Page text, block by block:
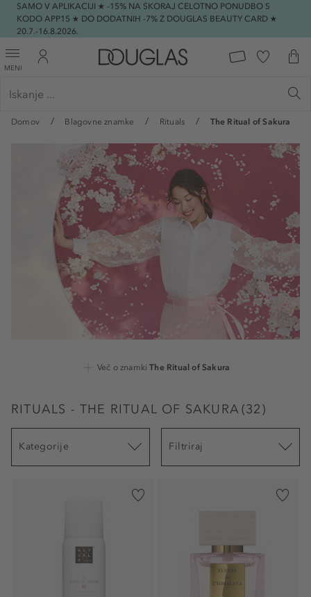
SAMO V APLIKACIJI ★ -15% NA SKORAJ CELOTNO PONUDBO S
KODO APP15 ★ DO DODATNIH -7% Z DOUGLAS BEAUTY CARD ★
20.7.-16.8.2026.
MENI
Domov Blagovne znamke Rituals The Ritual of Sakura
Več o znamki The Ritual of Sakura
RITUALS - THE RITUAL OF SAKURA (32)
Kategorije Filtriraj